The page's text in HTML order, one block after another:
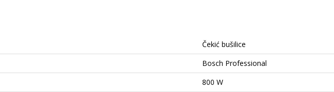
Čekić bušilice
Bosch Professional
800 W